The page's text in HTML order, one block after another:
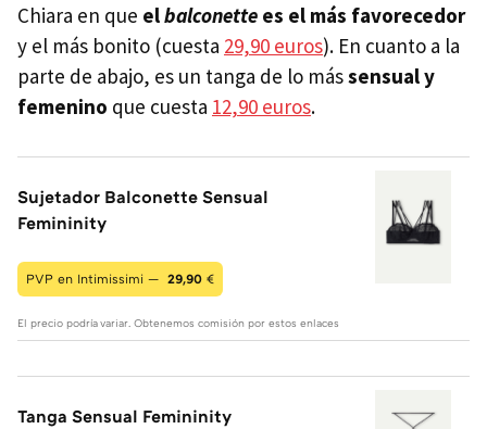
Chiara en que elbalconette es el más favorecedor
y el más bonito (cuesta 29,90 euros). En cuanto a la
parte de abajo, es un tanga de lo mássensual y
femenino que cuesta 12,90 euros.
Sujetador Balconette Sensual
Femininity
PVP en Intimissimi — 29,90 €
El precio podría variar. Obtenemos comisión por estos enlaces
Tanga Sensual Femininity